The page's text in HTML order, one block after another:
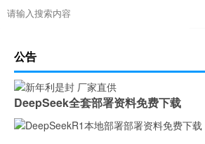
公告
DeepSeek全套部署资料免费下载